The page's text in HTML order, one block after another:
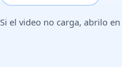
Si el video no carga, abrilo en